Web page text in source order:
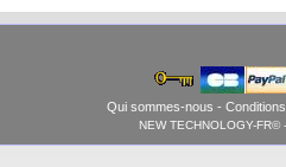
Qui sommes-nous -
NEW TECHNOLOGY-